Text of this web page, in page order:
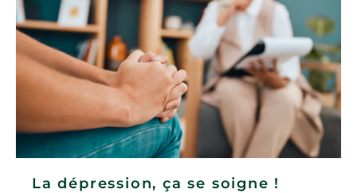
La dépression, ça se soigne !